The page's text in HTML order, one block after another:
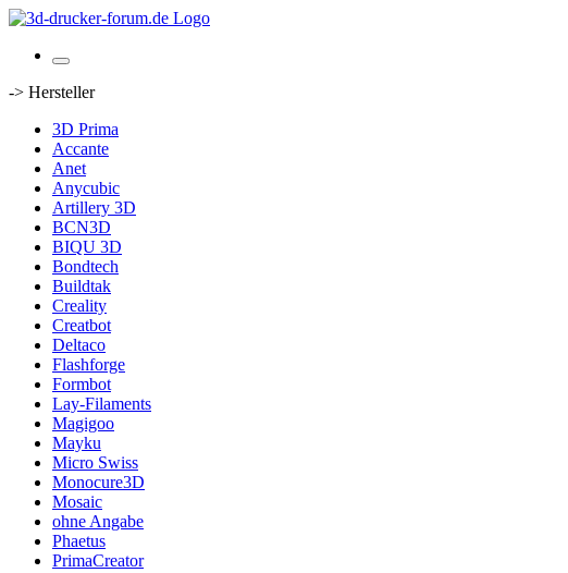
-> Hersteller
3D Prima
Accante
Anet
Anycubic
Artillery 3D
BCN3D
BIQU 3D
Bondtech
Buildtak
Creality
Creatbot
Deltaco
Flashforge
Formbot
Lay-Filaments
Magigoo
Mayku
Micro Swiss
Monocure3D
Mosaic
ohne Angabe
Phaetus
PrimaCreator